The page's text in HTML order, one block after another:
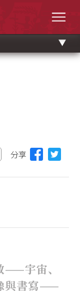
分享
——宇宙、
與書寫——